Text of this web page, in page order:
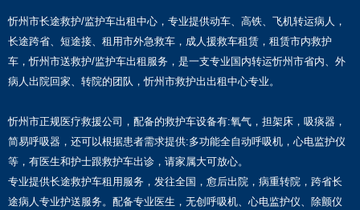
忻州市长途救护/监护车出租中心，专业提供动车、高铁、飞机转运病人，
长途跨省、短途接、租用市外急救车，成人援救车租赁，租赁市内救护
车，忻州市送救护/监护车出租服务，是一支专业国内转运忻州市省内、外
病人出院回家、转院的团队，忻州市救护出出租中心专业。
忻州市正规医疗救援公司，配备的救护车设备有:氧气，担架床，吸痰器，
简易呼吸器，还可以根据患者需求提供:多功能全自动呼吸机，心电监护仪
等，有医生和护士跟救护车出诊，请家属大可放心。
专业提供长途救护车租用服务，发往全国，愈后出院，病重转院，跨省长
途病人专业护送服务。配备专业医生，无创呼吸机、心电监护仪、除颤仪